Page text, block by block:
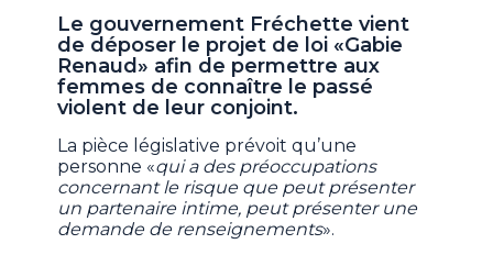
Le gouvernement Fréchette vient
de déposer le projet de loi «Gabie
Renaud» afin de permettre aux
femmes de connaître le passé
violent de leur conjoint.
La pièce législative prévoit qu’une
personne «qui a des préoccupations
concernant le risque que peut présenter
un partenaire intime, peut présenter une
demande de renseignements».